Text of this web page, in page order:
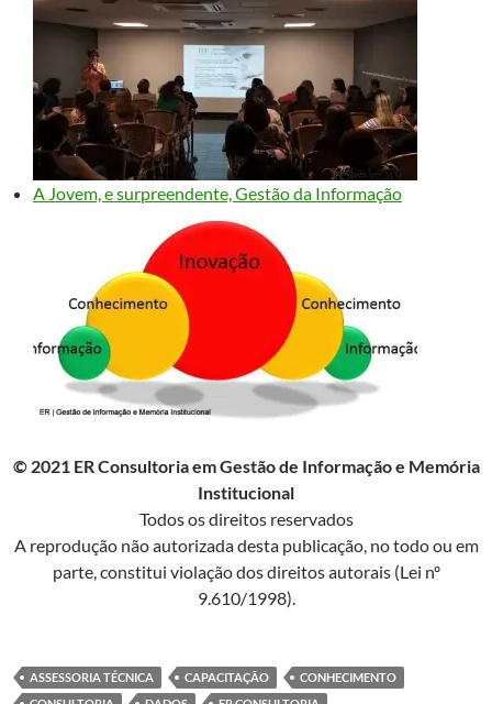
A Jovem, e surpreendente, Gestão da Informação
© 2021 ER Consultoria em Gestão de Informação e Memória
Institucional
Todos os direitos reservados
A reprodução não autorizada desta publicação, no todo ou em
parte, constitui violação dos direitos autorais (Lei nº
9.610/1998).
ASSESSORIA TÉCNICA CAPACITAÇÃO
CONHECIMENTO